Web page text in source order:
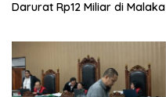
Darurat Rp12 Miliar di Malaka